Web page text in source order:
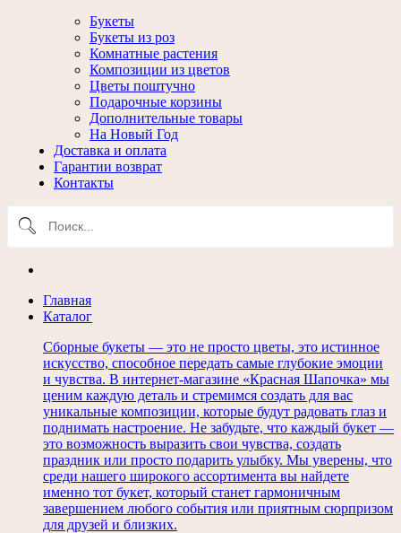
Букеты
Букеты из роз
Комнатные растения
Композиции из цветов
Цветы поштучно
Подарочные корзины
Дополнительные товары
На Новый Год
Доставка и оплата
Гарантии возврат
Контакты
Главная
Каталог
Сборные букеты — это не просто цветы, это истинное
искусство, способное передать самые глубокие эмоции
и чувства. В интернет-магазине «Красная Шапочка» мы
ценим каждую деталь и стремимся создать для вас
уникальные композиции, которые будут радовать глаз и
поднимать настроение. Не забудьте, что каждый букет —
это возможность выразить свои чувства, создать
праздник или просто подарить улыбку. Мы уверены, что
среди нашего широкого ассортимента вы найдете
именно тот букет, который станет гармоничным
завершением любого события или приятным сюрпризом
для друзей и близких.